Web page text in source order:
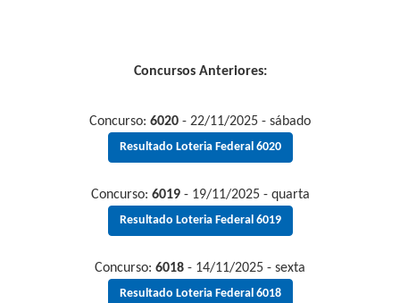
Concursos Anteriores:
Concurso: 6020 - 22/11/2025 - sábado
Resultado Loteria Federal 6020
Concurso: 6019- 19/11/2025 - quarta
Resultado Loteria Federal 6019
Concurso: 6018 - 14/11/2025 - sexta
Resultado Loteria Federal 6018